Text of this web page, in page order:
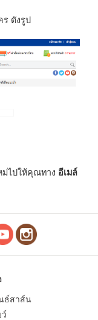
ดังรูป
ม่ไปให้คุณทาง อีเมล์
ธ์สาส์น